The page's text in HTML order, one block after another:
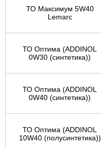
ТО Максимум 5W40
Lemarc
ТО Оптима (ADDINOL
0W30 (синтетика))
ТО Оптима (ADDINOL
0W40 (синтетика))
ТО Оптима (ADDINOL
10W40 (полусинтетика))